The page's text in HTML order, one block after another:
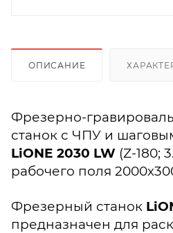
ОПИСАНИЕ
Фрезерно-
станок с ЧПУ и
LiONE 2030 LW (Z-180;
рабочего поля
Фрезерный станок
предназначен для